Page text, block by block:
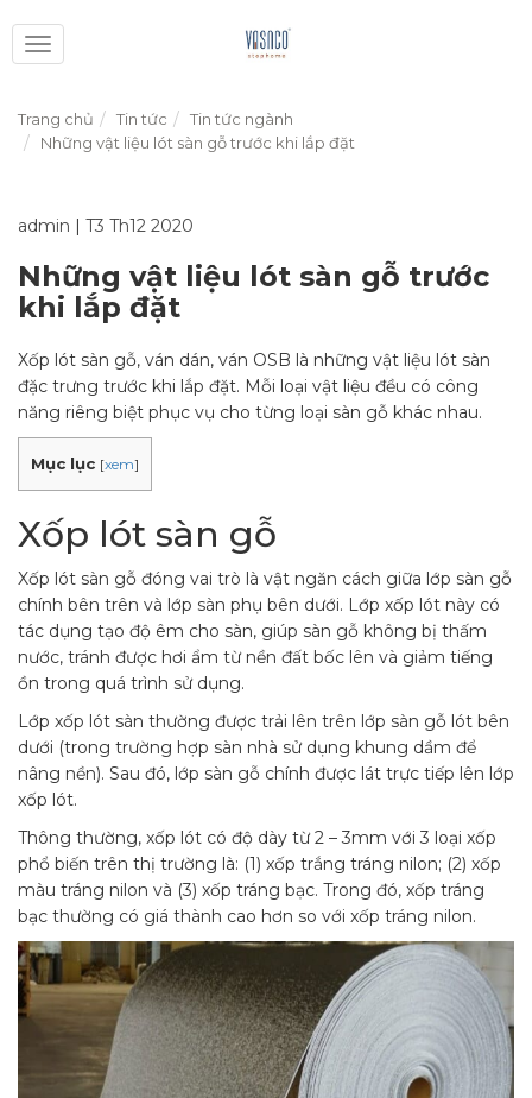
Toggle
navigation
Trang chủ Tin tức
Tin tức ngành
Những vật liệu lót sàn gỗ trước khi lắp đặt
admin | T3 Th12 2020
Những vật liệu lót sàn gỗ trước
khi lắp đặt
Xốp lót sàn gỗ, ván dán, ván OSB là những vật liệu lót sàn
đặc trưng trước khi lắp đặt. Mỗi loại vật liệu đều có công
năng riêng biệt phục vụ cho từng loại sàn gỗ khác nhau.
Mục lục [xem]
Xốp lót sàn gỗ
Xốp lót sàn gỗ đóng vai trò là vật ngăn cách giữa lớp sàn gỗ
chính bên trên và lớp sàn phụ bên dưới. Lớp xốp lót này có
tác dụng tạo độ êm cho sàn, giúp sàn gỗ không bị thấm
nước, tránh được hơi ẩm từ nền đất bốc lên và giảm tiếng
ồn trong quá trình sử dụng.
Lớp xốp lót sàn thường được trải lên trên lớp sàn gỗ lót bên
dưới (trong trường hợp sàn nhà sử dụng khung dầm để
nâng nền). Sau đó, lớp sàn gỗ chính được lát trực tiếp lên lớp
xốp lót.
Thông thường, xốp lót có độ dày từ 2 – 3mm với 3 loại xốp
phổ biến trên thị trường là: (1) xốp trắng tráng nilon; (2) xốp
màu tráng nilon và (3) xốp tráng bạc. Trong đó, xốp tráng
bạc thường có giá thành cao hơn so với xốp tráng nilon.